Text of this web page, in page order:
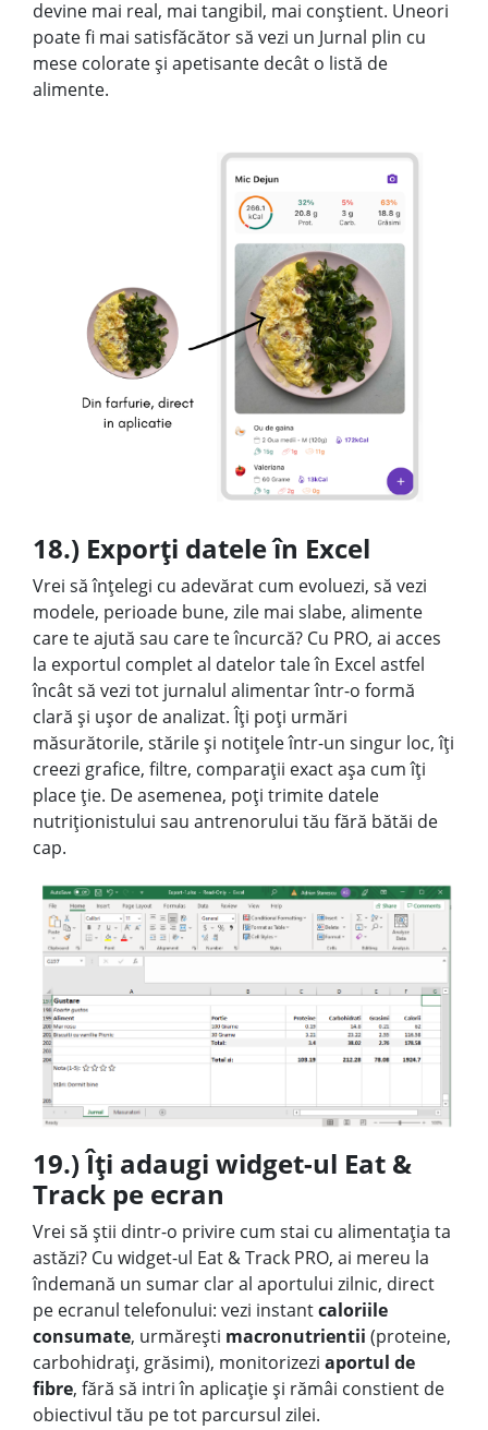
devine mai real, mai tangibil, mai conștient. Uneori
poate fi mai satisfăcător să vezi un Jurnal plin cu
mese colorate și apetisante decât o listă de
alimente.
18.) Exporți datele în Excel
Vrei să înțelegi cu adevărat cum evoluezi, să vezi
modele, perioade bune, zile mai slabe, alimente
care te ajută sau care te încurcă? Cu PRO, ai acces
la exportul complet al datelor tale în Excel astfel
încât să vezi tot jurnalul alimentar într-o formă
clară și ușor de analizat. Îți poți urmări
măsurătorile, stările și notițele într-un singur loc, îți
creezi grafice, filtre, comparații exact așa cum îți
place ție. De asemenea, poți trimite datele
nutriționistului sau antrenorului tău fără bătăi de
cap.
19.) Îți adaugi widget-ul Eat &
Track pe ecran
Vrei să știi dintr-o privire cum stai cu alimentația ta
astăzi? Cu widget-ul Eat & Track PRO, ai mereu la
îndemană un sumar clar al aportului zilnic, direct
pe ecranul telefonului: vezi instantcaloriile
consumate, urmărești macronutrientii (proteine,
carbohidrați, grăsimi), monitorizezi aportul de
fibre, fără să intri în aplicație și rămâi constient de
obiectivul tău pe tot parcursul zilei.